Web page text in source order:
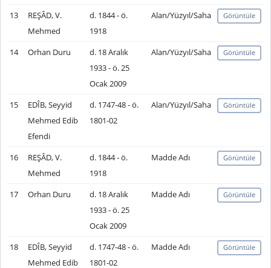
13
REŞÂD, V.
Mehmed
d. 1844 - ö.
1918
Alan/Yüzyıl/Saha Görüntüle
14 Orhan Duru
d. 18 Aralık
1933 - ö. 25
Ocak 2009
Alan/Yüzyıl/Saha Görüntüle
15
EDÎB, Seyyid
Mehmed Edib
Efendi
d. 1747-48 - ö.
1801-02
Alan/Yüzyıl/Saha Görüntüle
16
REŞÂD, V.
Mehmed
d. 1844 - ö.
1918
Madde Adı Görüntüle
17 Orhan Duru
d. 18 Aralık
1933 - ö. 25
Ocak 2009
Madde Adı Görüntüle
18
EDÎB, Seyyid
Mehmed Edib
d. 1747-48 - ö.
1801-02
Madde Adı Görüntüle